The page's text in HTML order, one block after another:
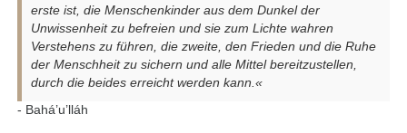
erste ist, die Menschenkinder aus dem Dunkel der
Unwissenheit zu befreien und sie zum Lichte wahren
Verstehens zu führen, die zweite, den Frieden und die Ruhe
der Menschheit zu sichern und alle Mittel bereitzustellen,
durch die beides erreicht werden kann.«
- Bahá’u’lláh